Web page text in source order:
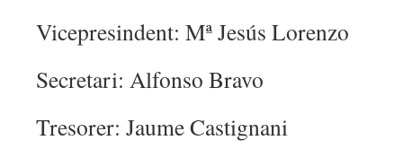
Vicepresindent: Mª Jesús Lorenzo
Secretari: Alfonso Bravo
Tresorer: Jaume Castignani